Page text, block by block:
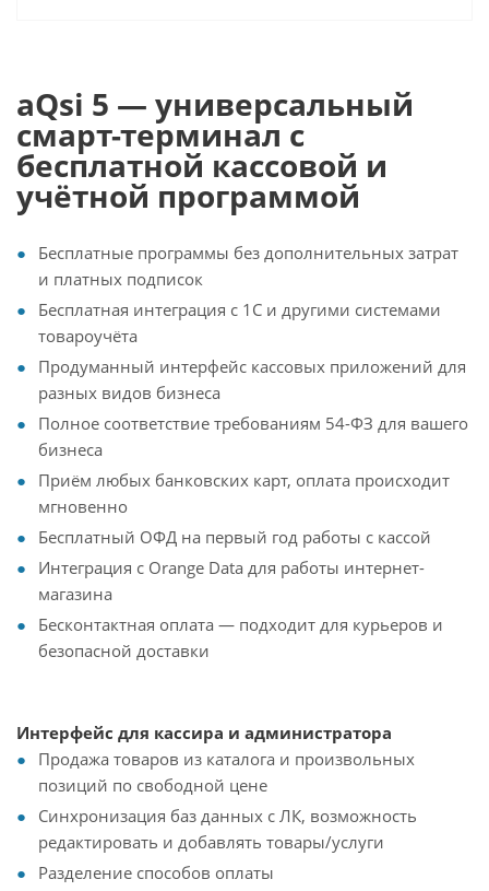
aQsi 5 — универсальный
смарт-терминал с
бесплатной кассовой и
учётной программой
Бесплатные программы без дополнительных затрат
и платных подписок
Бесплатная интеграция с 1С и другими системами
товароучёта
Продуманный интерфейс кассовых приложений для
разных видов бизнеса
Полное соответствие требованиям 54-ФЗ для вашего
бизнеса
Приём любых банковских карт, оплата происходит
мгновенно
Бесплатный ОФД на первый год работы с кассой
Интеграция с Orange Data для работы интернет-
магазина
Бесконтактная оплата — подходит для курьеров и
безопасной доставки
Интерфейс для кассира и администратора
Продажа товаров из каталога и произвольных
позиций по свободной цене
Синхронизация баз данных с ЛК, возможность
редактировать и добавлять товары/услуги
Разделение способов оплаты